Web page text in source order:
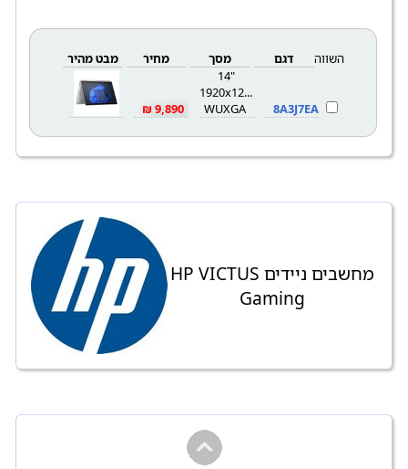
השווה דגם מסך מחיר מבט מהיר
8A3J7EA
14"
1920x1200
WUXGA
9,890 ₪
מחשבים ניידים HP VICTUS
Gaming